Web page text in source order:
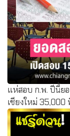
แนวการสอบแบบ
แห่สอบ ก.พ. ปีนี้ย
เชียงใหม่ 35,000